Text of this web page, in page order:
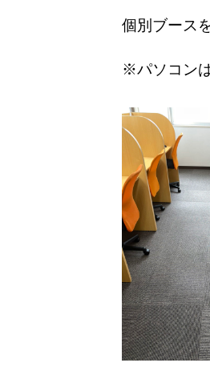
個別ブース
※パソコン